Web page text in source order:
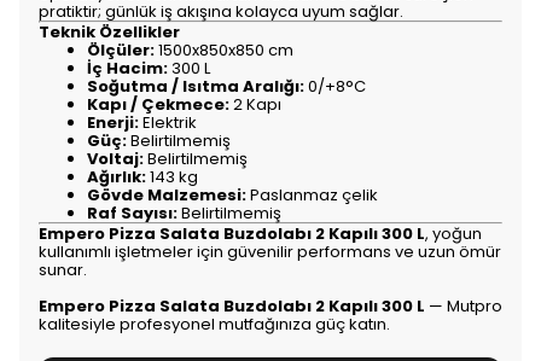
pratiktir; günlük iş akışına kolayca uyum sağlar.
Teknik Özellikler
Ölçüler:1500x850x850 cm
İç Hacim:300 L
Soğutma / Isıtma Aralığı:0/+8°C
Kapı / Çekmece:2 Kapı
Enerji:Elektrik
Güç:Belirtilmemiş
Voltaj:Belirtilmemiş
Ağırlık:143 kg
Gövde Malzemesi:Paslanmaz çelik
Raf Sayısı:Belirtilmemiş
Empero Pizza Salata Buzdolabı 2 Kapılı 300 L, yoğun
kullanımlı işletmeler için güvenilir performans ve uzun ömür
sunar.
Empero Pizza Salata Buzdolabı 2 Kapılı 300 L — Mutpro
kalitesiyle profesyonel mutfağınıza güç katın.